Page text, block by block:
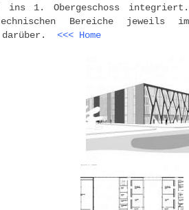
ins 1. Obergeschoss integriert.
Bereiche jeweils im
darüber. <<< Home